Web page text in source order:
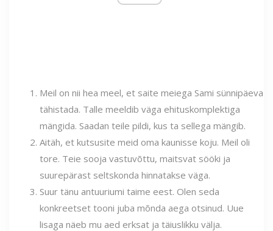
Meil on nii hea meel, et saite meiega Sami sünnipäeva
tähistada. Talle meeldib väga ehituskomplektiga
mängida. Saadan teile pildi, kus ta sellega mängib.
Aitäh, et kutsusite meid oma kaunisse koju. Meil oli
tore. Teie sooja vastuvõttu, maitsvat sööki ja
suurepärast seltskonda hinnatakse väga.
Suur tänu antuuriumi taime eest. Olen seda
konkreetset tooni juba mõnda aega otsinud. Uue
lisaga näeb mu aed erksat ja täiuslikku välja.